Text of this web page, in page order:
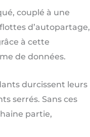
couplé à une
d’autopartage,
à cette
de données.
durcissent leurs
serrés. Sans ces
partie,